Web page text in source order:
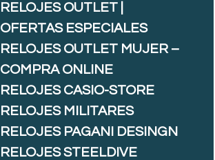
RELOJES OUTLET |
OFERTAS ESPECIALES
RELOJES OUTLET MUJER –
COMPRA ONLINE
RELOJES CASIO-STORE
RELOJES MILITARES
RELOJES PAGANI DESINGN
RELOJES STEELDIVE